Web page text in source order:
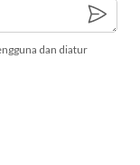
dan diatur